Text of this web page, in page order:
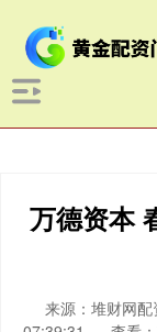
万德资本
来源：堆财网配